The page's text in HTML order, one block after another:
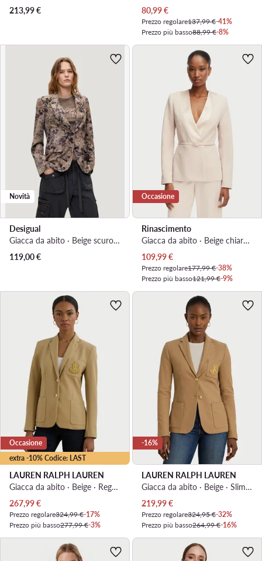
213,99€
Prezzo attuale
80,99€
Prezzo regolare137,99 €-41%
Prezzo più basso88,99 €-8%
Novità
Desigual
Giacca da abito · Beige scuro · Regular Fit
119,00€
Occasione
Rinascimento
Giacca da abito · Beige chiaro · Regular Fit
Prezzo attuale
109,99€
Prezzo regolare177,99 €-38%
Prezzo più basso121,99 €-9%
extra -10% Codice: LAST
Occasione
LAUREN RALPH LAUREN
Giacca da abito · Beige · Regular Fit
Prezzo attuale
267,99€
Prezzo regolare324,99 €-17%
Prezzo più basso277,99 €-3%
-16%
LAUREN RALPH LAUREN
Giacca da abito · Beige · Slim Fit
Prezzo attuale
219,99€
Prezzo regolare324,95 €-32%
Prezzo più basso264,99 €-16%